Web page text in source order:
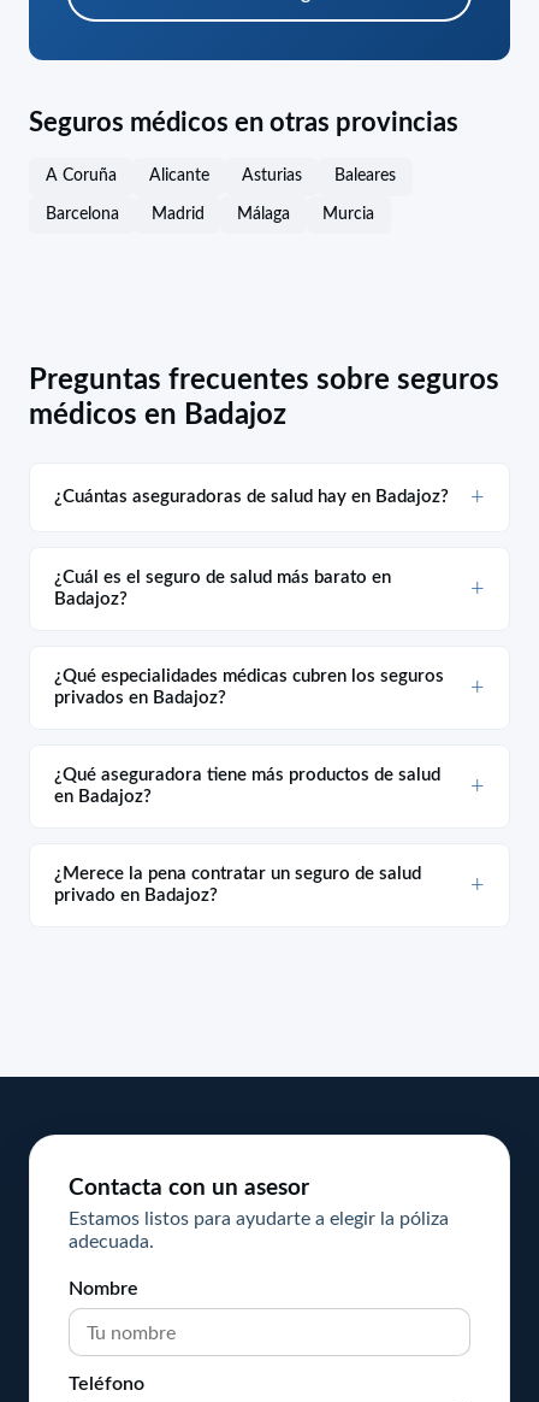
Seguros médicos en otras provincias
A Coruña Alicante Asturias Baleares
Barcelona Madrid Málaga Murcia
Preguntas frecuentes sobre seguros
médicos en Badajoz
¿Cuántas aseguradoras de salud hay en Badajoz?
¿Cuál es el seguro de salud más barato en
Badajoz?
¿Qué especialidades médicas cubren los seguros
privados en Badajoz?
¿Qué aseguradora tiene más productos de salud
en Badajoz?
¿Merece la pena contratar un seguro de salud
privado en Badajoz?
Contacta con un asesor
Estamos listos para ayudarte a elegir la póliza
adecuada.
Nombre
Teléfono